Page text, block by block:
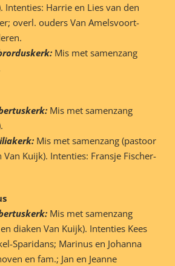
Intenties: Harrie en Lies van den
overl. ouders Van Amelsvoort-
Mis met samenzang
Mis met samenzang
Mis met samenzang (pastoor
Kuijk). Intenties: Fransje Fischer-
Mis met samenzang
diaken Van Kuijk). Intenties Kees
Sparidans; Marinus en Johanna
en fam.; Jan en Jeanne